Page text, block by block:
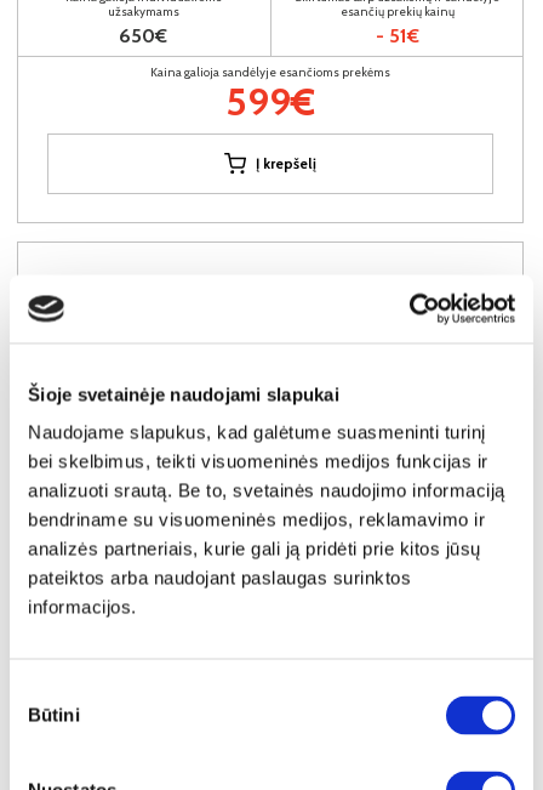
Šioje svetainėje naudojami slapukai
Naudojame slapukus, kad galėtume suasmeninti turinį
bei skelbimus, teikti visuomeninės medijos funkcijas ir
analizuoti srautą. Be to, svetainės naudojimo informaciją
bendriname su visuomeninės medijos, reklamavimo ir
analizės partneriais, kurie gali ją pridėti prie kitos jūsų
pateiktos arba naudojant paslaugas surinktos
informacijos.
pasirinkimas
Būtini
užsakymams
650€
esančių prekių kainų
- 51€
Kaina galioja sandėlyje esančioms prekėms
599€
Į krepšelį
NAUJIENA
Miegamoji dalis: